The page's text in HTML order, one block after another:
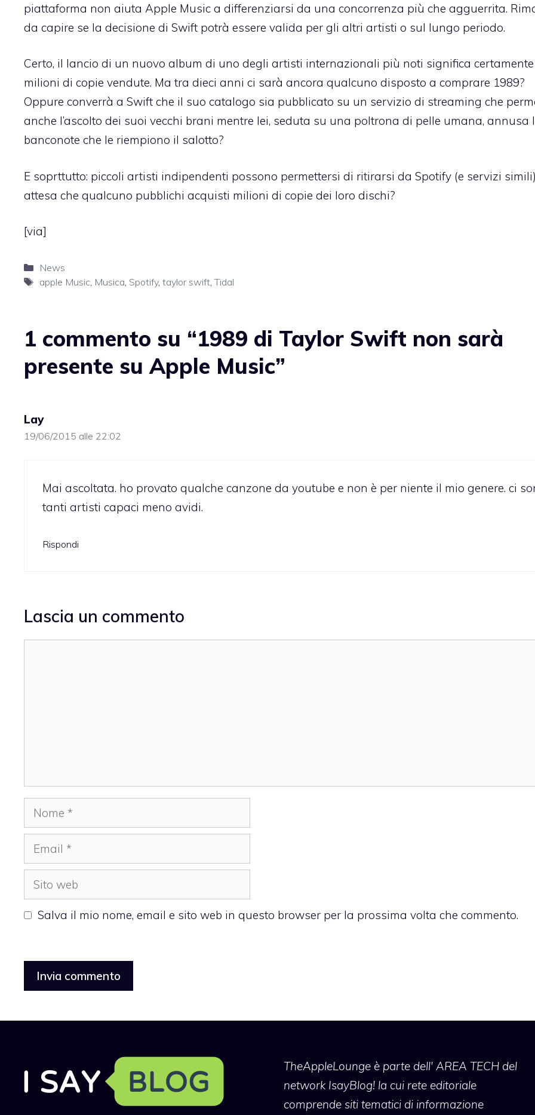
piattaforma non aiuta Apple Music a differenziarsi da una concorrenza più che agguerrita.
da capire se la decisione di Swift potrà essere valida per gli altri artisti o sul lungo periodo.
Certo, il lancio di un nuovo album di uno degli artisti internazionali più noti significa certamente
milioni di copie vendute. Ma tra dieci anni ci sarà ancora qualcuno disposto a comprare 1989?
Oppure converrà a Swift che il suo catalogo sia pubblicato su un servizio di streaming che
anche l’ascolto dei suoi vecchi brani mentre lei, seduta su una poltrona di pelle umana, annusa
banconote che le riempiono il salotto?
E soprttutto: piccoli artisti indipendenti possono permettersi di ritirarsi da Spotify (e servizi
attesa che qualcuno pubblichi acquisti milioni di copie dei loro dischi?
[via]
Categorie
News
Tag
apple Music, Musica Spotify, taylor swift,Tidal
1 commento su “1989 di Taylor Swift non sarà
presente su Apple Music”
Lay
19/06/2015 alle 22:02
Mai ascoltata. ho provato qualche canzone da youtube e non è per niente il mio genere. ci
tanti artisti capaci meno avidi.
Rispondi
Lascia un commento
Nome
Email
Sito
web
Salva il mio nome, email e sito web in questo browser per la prossima volta che commento.
TheAppleLoungeè parte dell' AREA TECH del
network IsayBlog! la cui rete editoriale
comprende siti tematici di informazione